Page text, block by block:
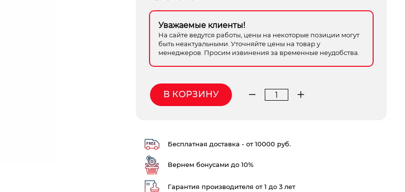
Уважаемые клиенты!
На сайте ведутся работы, цены на некоторые позиции могут
быть неактуальными. Уточняйте цены на товар у
менеджеров. Просим извинения за временные неудобства.
Количество
SDS-
12*340
В КОРЗИНУ
Бесплатная доставка - от 10000 руб.
Вернем бонусами до 10%
Гарантия производителя от 1 до 3 лет